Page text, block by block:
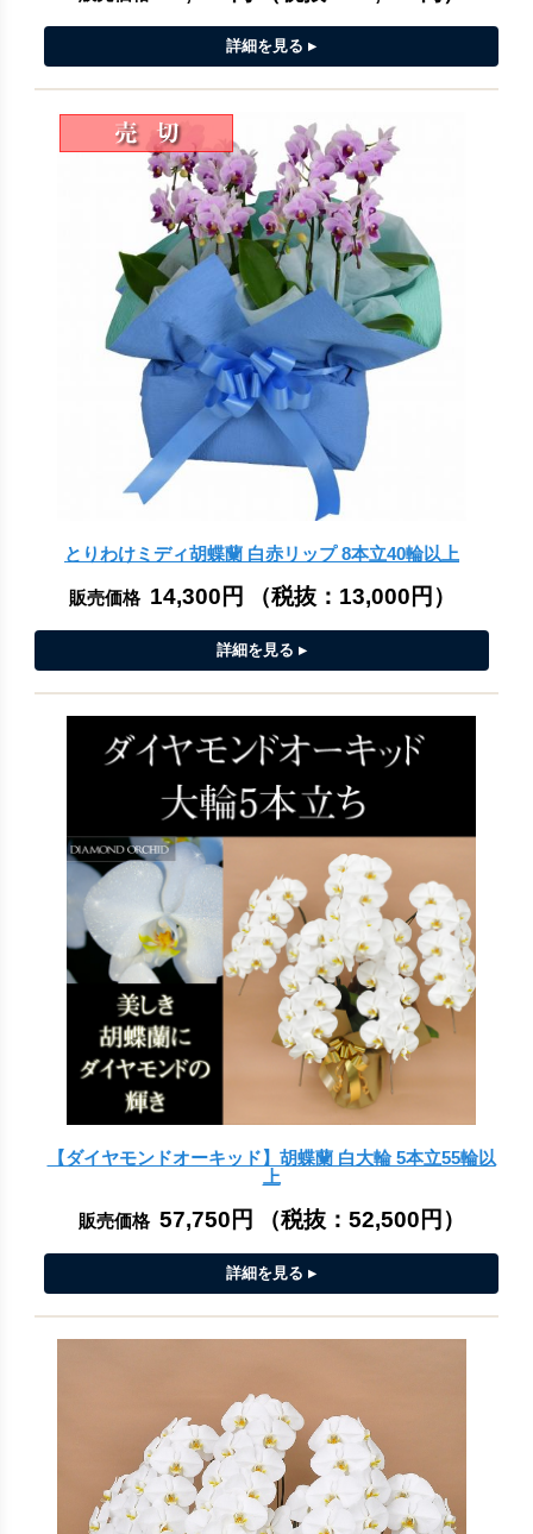
とりわけミディ胡蝶蘭 白赤リップ 8本立40輪以上
販売価格 14,300円 （税抜： 13,000円 ）
【ダイヤモンドオーキッド】胡蝶蘭 白大輪 5本立55輪以
上
販売価格 57,750円 （税抜： 52,500円 ）